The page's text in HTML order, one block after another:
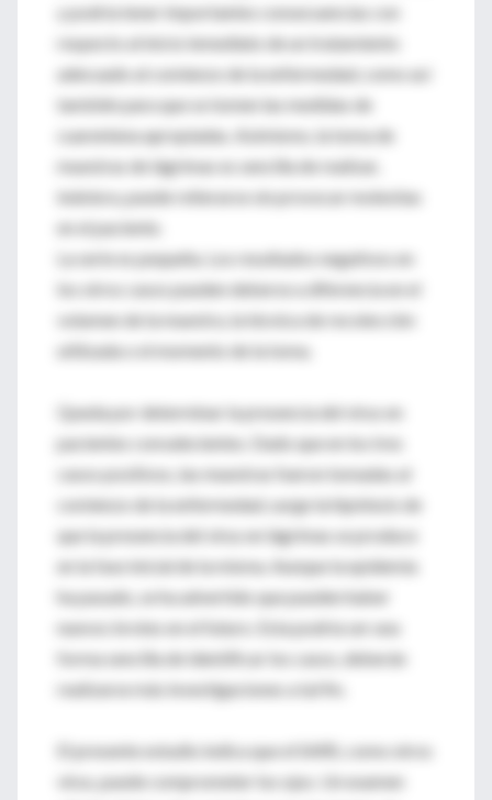
y podría tener importantes consecuencias con
respecto al inicio inmediato de un tratamiento
adecuado al comienzo de la enfermedad, como así
también para que se tomen las medidas de
cuarentena apropiadas. Asimismo, la toma de
muestras de lágrimas es sencilla de realizar,
indolora, puede reiterarse sin provocar molestias
en el paciente.
La serie es pequeña. Los resultados negativos en
los otros casos pueden deberse a diferencia en el
volumen de la muestra, la técnica de recolección
utilizada o el momento de la toma.
Queda por determinar la presencia del virus en
pacientes convalecientes. Dado que en los tres
casos positivos, las muestras fueron tomadas al
comienzo de la enfermedad, surge la hipótesis de
que la presencia del virus en lágrimas se produce
en la fase inicial de la misma. Aunque la epidemia
ha pasado, se ha advertido que pueden haber
nuevos brotes en el futuro. Esta podría ser una
forma sencilla de identificar los casos, deberán
realizarse más investigaciones a tal fin.
El presente estudio indica que el SARS, como otros
virus, puede comprometer los ojos. Un examen